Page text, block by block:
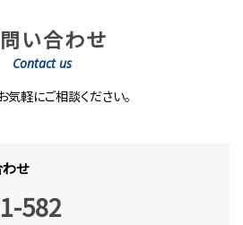
い合わせ
Contact us
気軽にご相談ください。
せ
582